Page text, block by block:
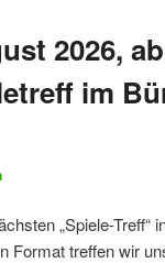
2026,
im
„Spiele-Treff“
Format treffen wir